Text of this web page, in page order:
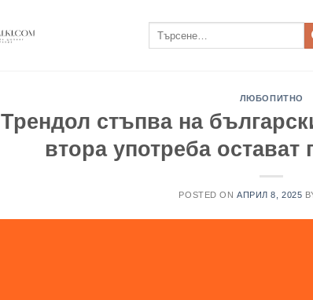
ЛЮБОПИТНО
Трендол стъпва на
втора употреба
POSTED ONАПРИЛ 8, 2025